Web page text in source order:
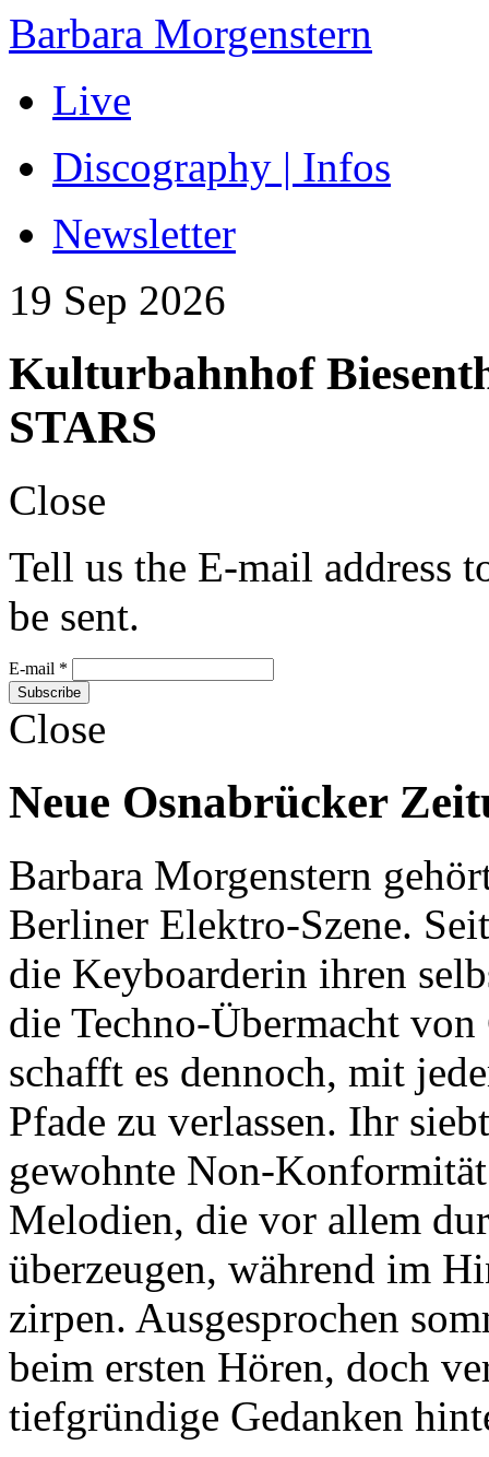
Barbara Morgenstern
Live
Discography | Infos
Newsletter
19 Sep 2026
Kulturbahnhof
STARS
Close
Tell us the E-mail address
be sent.
E-mail *
Close
Neue Osnabrücker
Barbara Morgenstern
Berliner Elektro-Szene.
die Keyboarderin ihren
die Techno-Übermacht
schafft es dennoch, mit
Pfade zu verlassen. Ihr
gewohnte Non-
Melodien, die vor allem
überzeugen, während im
zirpen. Ausgesprochen
beim ersten Hören, doch
tiefgründige Gedanken